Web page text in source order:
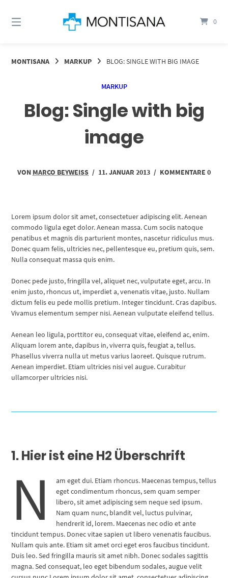
zum
0
MONTISANA MARKUP BLOG: SINGLE WITH BIG IMAGE
MARKUP
Blog: Single with big
image
VON MARCO BEYWEISS / 11. JANUAR 2013 / KOMMENTARE 0
Lorem ipsum dolor sit amet, consectetuer adipiscing elit. Aenean
commodo ligula eget dolor. Aenean massa. Cum sociis natoque
penatibus et magnis dis parturient montes, nascetur ridiculus mus.
Donec quam felis, ultricies nec, pellentesque eu, pretium quis, sem.
Nulla consequat massa quis enim.
Donec pede justo, fringilla vel, aliquet nec, vulputate eget, arcu. In
enim justo, rhoncus ut, imperdiet a, venenatis vitae, justo. Nullam
dictum felis eu pede mollis pretium. Integer tincidunt. Cras dapibus.
Vivamus elementum semper nisi. Aenean vulputate eleifend tellus.
Aenean leo ligula, porttitor eu, consequat vitae, eleifend ac, enim.
Aliquam lorem ante, dapibus in, viverra quis, feugiat a, tellus.
Phasellus viverra nulla ut metus varius laoreet. Quisque rutrum.
Aenean imperdiet. Etiam ultricies nisi vel augue. Curabitur
ullamcorper ultricies nisi.
1. Hier ist eine H2 Überschrift
N
am eget dui. Etiam rhoncus. Maecenas tempus, tellus
eget condimentum rhoncus, sem quam semper
libero, sit amet adipiscing sem neque sed ipsum.
Nam quam nunc, blandit vel, luctus pulvinar,
hendrerit id, lorem. Maecenas nec odio et ante
tincidunt tempus. Donec vitae sapien ut libero venenatis faucibus.
Nullam quis ante. Etiam sit amet orci eget eros faucibus tincidunt.
Duis leo. Sed fringilla mauris sit amet nibh. Donec sodales sagittis
magna. Sed consequat, leo eget bibendum sodales, augue velit